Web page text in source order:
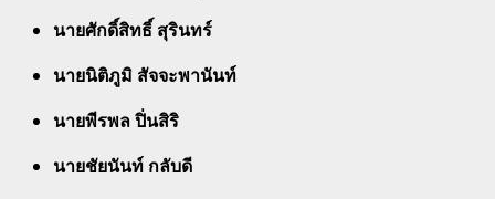
นายศักดิ์สิทธิ์ สุรินทร์
นายนิติภูมิ สัจจะพานันท์
นายพีรพล ปิ่นสิริ
นายชัยนันท์ กลับดี